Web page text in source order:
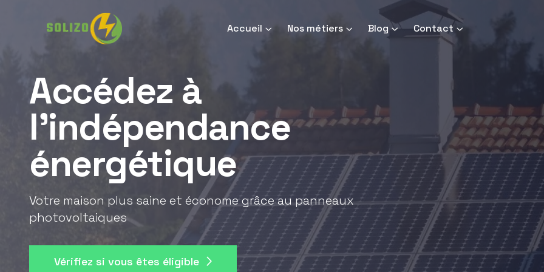
Accueil Nos métiers Blog Contact
Accédez à
l'indépendance
énergétique
Votre maison plus saine et économe grâce au panneaux
photovoltaiques
Vérifiez si vous êtes éligible